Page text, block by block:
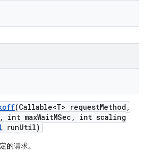
(Callable<T> requestMethod ,
, int maxWaitMSec ,
int scaling
runUtil)
的请求。